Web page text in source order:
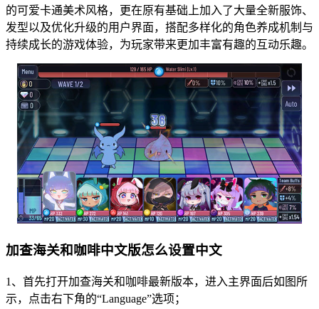
的可爱卡通美术风格，更在原有基础上加入了大量全新服饰、
发型以及优化升级的用户界面，搭配多样化的角色养成机制与
持续成长的游戏体验，为玩家带来更加丰富有趣的互动乐趣。
加查海关和咖啡中文版怎么设置中文
1、首先打开加查海关和咖啡最新版本，进入主界面后如图所
示，点击右下角的“Language”选项；